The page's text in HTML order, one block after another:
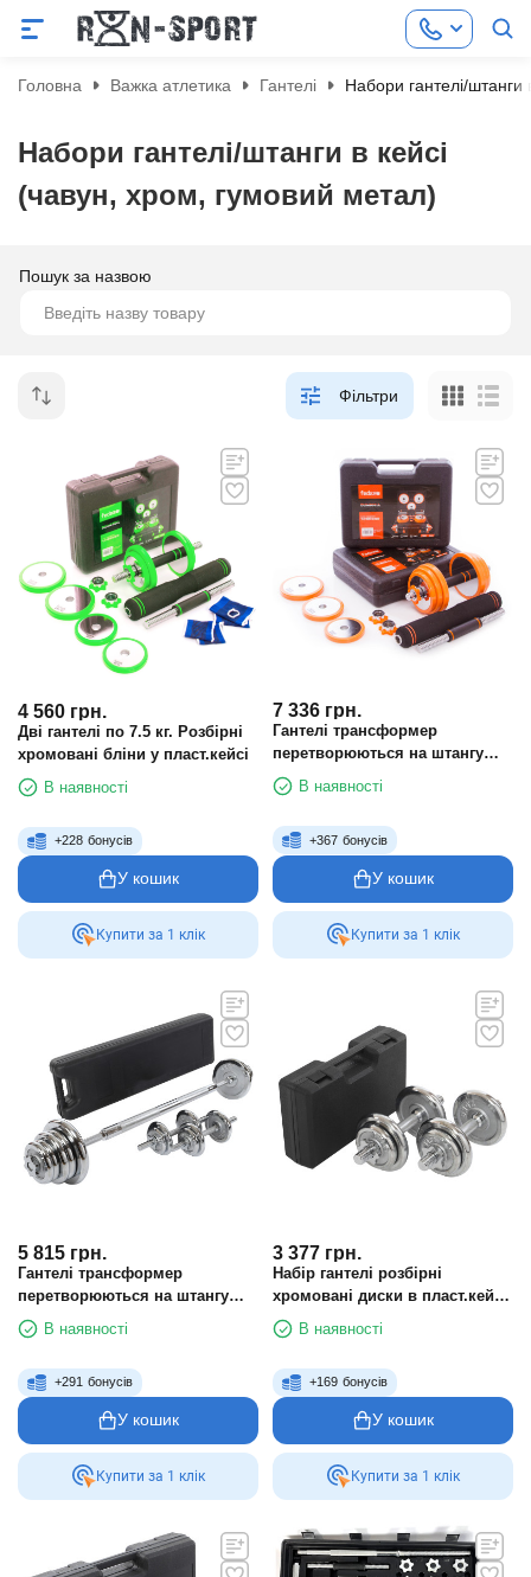
Головна Важка атлетика Гантелі Набори гантелі/
Набори гантелі/штанги в кейсі
(чавун, хром, гумовий метал)
Пошук за назвою
Фільтри
4 560 грн.
Дві гантелі по 7.5 кг. Розбірні
хромовані бліни у пласт.кейсі
В наявності
+228 бонусів
У кошик
Купити за 1 клiк
7 336 грн.
Гантелі трансформер
перетворюються на штангу
3в1 у пластиковому кейсі FED
FED-8008-30 30 кг
В наявності
+367 бонусів
У кошик
Купити за 1 клiк
5 815 грн.
Гантелі трансформер
перетворюються на штангу
3в1 у пластиковому кейсі
Zelart TA-9639 30 кг
В наявності
+291 бонусів
У кошик
Купити за 1 клiк
3 377 грн.
Набір гантелі розбірні
хромовані диски в пласт.кейсі
20 кг TA-9644 2шт по 10кг хром
В наявності
+169 бонусів
У кошик
Купити за 1 клiк